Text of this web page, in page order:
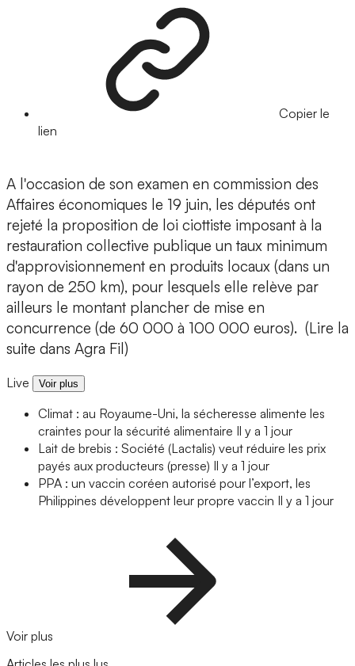
Copier le
lien
A l'occasion de son examen en commission des
Affaires économiques le 19 juin, les députés ont
rejeté la proposition de loi ciottiste imposant à la
restauration collective publique un taux minimum
d'approvisionnement en produits locaux (dans un
rayon de 250 km), pour lesquels elle relève par
ailleurs le montant plancher de mise en
concurrence (de 60 000 à 100 000 euros). (Lire la
suite dans Agra Fil)
Live Voir plus
Climat : au Royaume-Uni, la sécheresse alimente les
craintes pour la sécurité alimentaire Il y a 1 jour
Lait de brebis : Société (Lactalis) veut réduire les prix
payés aux producteurs (presse) Il y a 1 jour
PPA : un vaccin coréen autorisé pour l’export, les
Philippines développent leur propre vaccin Il y a 1 jour
Voir plus